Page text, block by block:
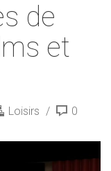
de
et
Loisirs 0